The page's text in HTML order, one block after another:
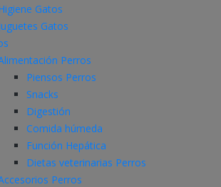
Higiene Gatos
Juguetes Gatos
Perros
Piensos Perros
Snacks
Digestión
Comida húmeda
Función Hepática
Dietas veterinarias Perros
Perros